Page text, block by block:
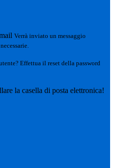
Verrà inviato un messaggio
Effettua il reset della password
la casella di posta elettronica!